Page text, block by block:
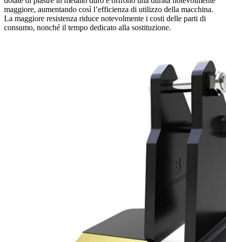
maggiore, aumentando così l’efficienza di utilizzo della macchina.
La maggiore resistenza riduce notevolmente i costi delle parti di
consumo, nonché il tempo dedicato alla sostituzione.